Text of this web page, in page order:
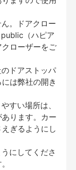
。ドアクロー
（ハピア
ローザーをご
ドアストッパ
は弊社の開き
すい場所は、
ります。カー
ぎるようにし
にしてくださ